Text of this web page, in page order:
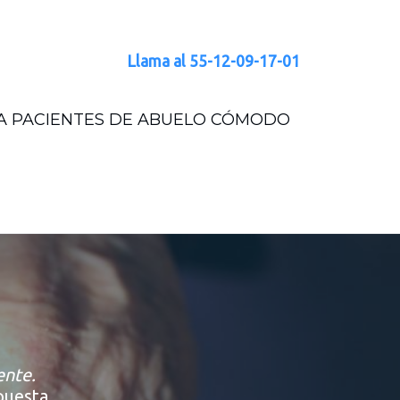
Llama al 55-12-09-17-01
PACIENTES DE ABUELO CÓMODO